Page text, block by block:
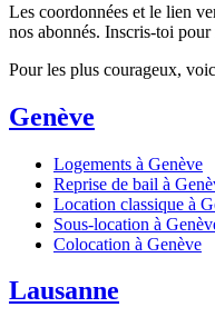
Les coordonnées et le lien
nos abonnés. Inscris-toi
Pour les plus courageux,
Genève
Logements à Genève
Reprise de bail à
Location classique à
Sous-location à
Colocation à Genève
Lausanne